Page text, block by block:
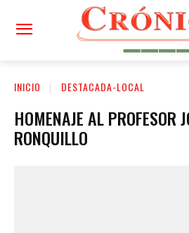
INICIO DESTACADA-LOCAL
HOMENAJE AL PROFESOR
RONQUILLO